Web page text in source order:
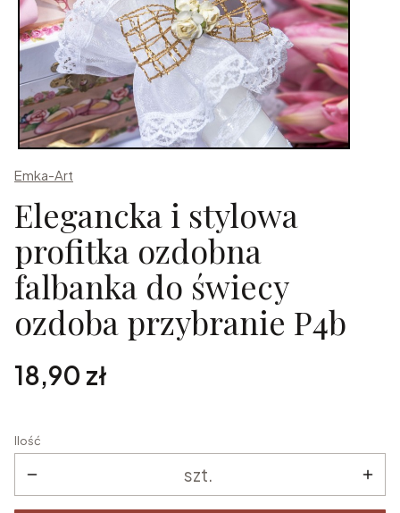
Emka-Art
Elegancka i stylowa
profitka ozdobna
falbanka do świecy
ozdoba przybranie P4b
Cena
18,90 zł
Ilość
szt.